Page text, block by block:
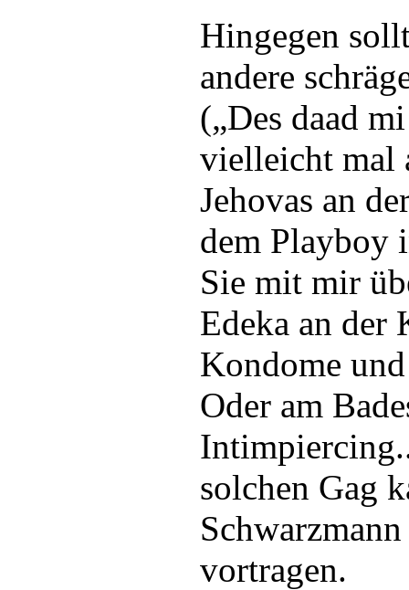
Hingegen
andere
(„Des daad
vielleicht mal
Jehovas an
dem Playboy
Sie mit mir
Edeka an der
Kondome
Oder am
solchen Gag
vortragen.